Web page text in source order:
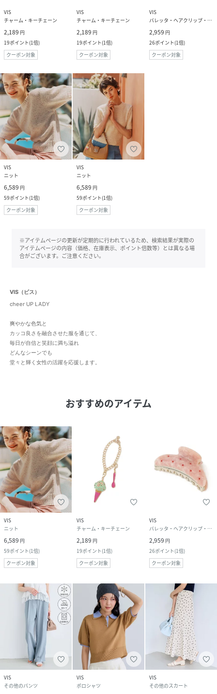
VIS
チャーム・キーチェーン
2,189 円
19ポイント(1倍)
クーポン対象
VIS
チャーム・キーチェーン
2,189 円
19ポイント(1倍)
クーポン対象
VIS
バレッタ・ヘアクリップ・ヘアピン
2,959 円
26ポイント(1倍)
クーポン対象
VIS
ニット
6,589 円
59ポイント(1倍)
クーポン対象
VIS
ニット
6,589 円
59ポイント(1倍)
クーポン対象
※アイテムページの更新が定期的に行われているため、検索結果が実際の
アイテムページの内容（価格、在庫表示、ポイント倍数等）とは異なる場
合がございます。ご注意ください。
VIS（ビス）
cheer UP LADY
爽やかな色気と
カッコ良さを融合させた服を通じて、
毎日が自信と笑顔に満ち溢れ
どんなシーンでも
堂々と輝く女性の活躍を応援します。
おすすめのアイテム
VIS
ニット
6,589 円
59ポイント(1倍)
クーポン対象
VIS
チャーム・キーチェーン
2,189 円
19ポイント(1倍)
クーポン対象
VIS
バレッタ・ヘアクリップ・ヘアピン
2,959 円
26ポイント(1倍)
クーポン対象
VIS
その他のパンツ
VIS
ポロシャツ
VIS
その他のスカート